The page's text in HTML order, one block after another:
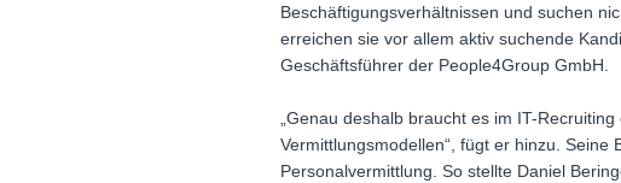
Beschäftigungsverhältnissen und suchen
erreichen sie vor allem aktiv suchende
Geschäftsführer der People4Group GmbH.
„Genau deshalb braucht es im IT-
Vermittlungsmodellen“, fügt er hinzu.
Personalvermittlung. So stellte Daniel